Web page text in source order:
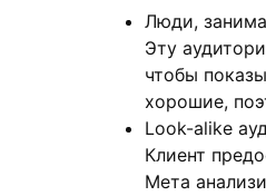
Люди,
Эту
чтобы
хорошие,
Look-alike
Клиент
Мета